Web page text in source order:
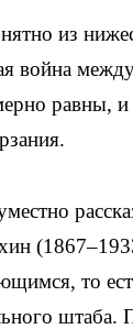
из
война
равны,
то
штаба.